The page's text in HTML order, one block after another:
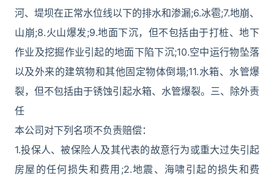
河、堤坝在正常水位线以下的排水和渗漏;6.冰雹;7.地崩、
山崩;8.火山爆发;9.地面下沉，但不包括由于打桩、地下
作业及挖掘作业引起的地面下陷下沉;10.空中运行物坠落
以及外来的建筑物和其他固定物体倒塌;11.水箱、水管爆
裂，但不包括由于锈蚀引起水箱、水管爆裂。三、除外责
任
本公司对下列名项不负责赔偿：
1.投保人、被保险人及其代表的故意行为或重大过失引起
房屋的任何损失和费用;2.地震、海啸引起的损失和费